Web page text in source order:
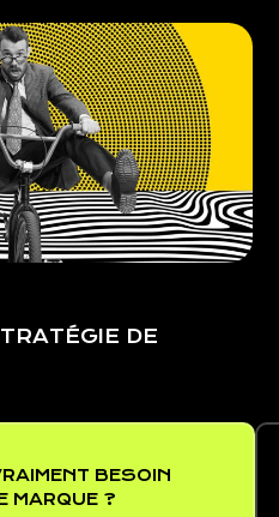
DE
BESOIN
MARQUE ?